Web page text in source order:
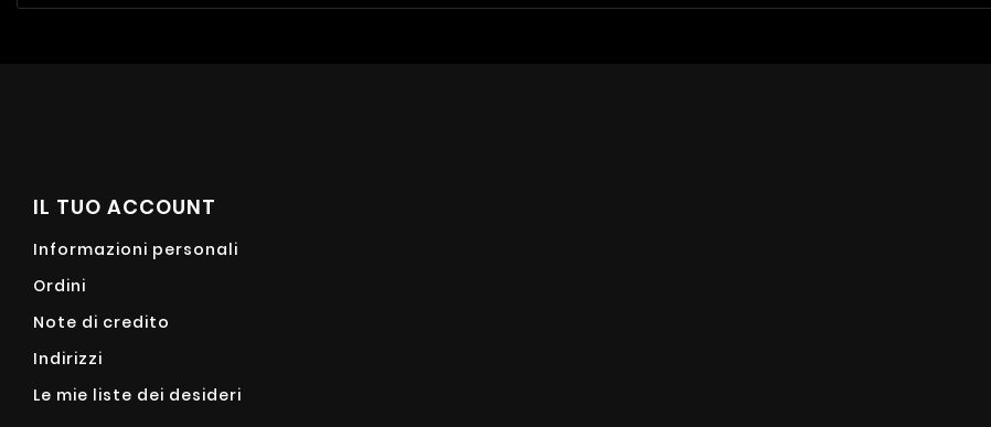
IL TUO ACCOUNT
Informazioni personali
Ordini
Note di credito
Indirizzi
Le mie liste dei desideri